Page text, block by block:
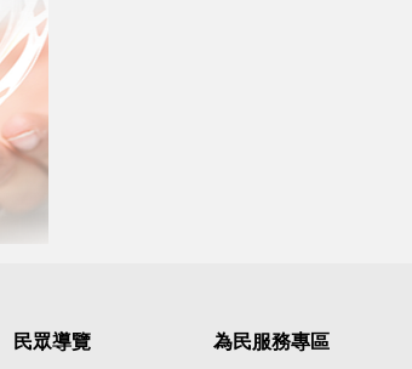
民眾導覽 為民服務專區